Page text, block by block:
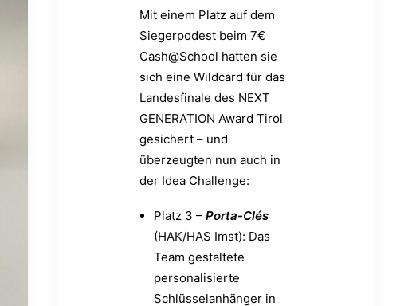
Mit einem Platz auf dem
Siegerpodest beim 7€
Cash@School hatten sie
sich eine Wildcard für das
Landesfinale des NEXT
GENERATION Award Tirol
gesichert – und
überzeugten nun auch in
der Idea Challenge:
Platz 3 – Porta-Clés
(HAK/HAS Imst): Das
Team gestaltete
personalisierte
Schlüsselanhänger in